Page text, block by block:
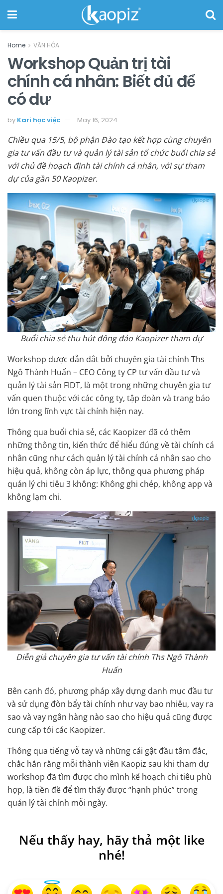
Home VĂN HÓA
Workshop Quản trị tài
chính cá nhân: Biết đủ để
có dư
by Kari học việc May 16, 2024
Chiều qua 15/5, bộ phận Đào tạo kết hợp cùng chuyên
gia tư vấn đầu tư và quản lý tài sản tổ chức buổi chia sẻ
với chủ đề hoạch định tài chính cá nhân, với sự tham
dự của gần 50 Kaopizer.
Buổi chia sẻ thu hút đông đảo Kaopizer tham dự
Workshop dược dẫn dắt bởi chuyên gia tài chính Ths
Ngô Thành Huấn – CEO Công ty CP tư vấn đầu tư và
quản lý tài sản FIDT, là một trong những chuyên gia tư
vấn quen thuộc với các công ty, tập đoàn và trang báo
lớn trong lĩnh vực tài chính hiện nay.
Thông qua buổi chia sẻ, các Kaopizer đã có thêm
những thông tin, kiến thức để hiểu đúng về tài chính cá
nhân cũng như cách quản lý tài chính cá nhân sao cho
hiệu quả, không còn áp lực, thông qua phương pháp
quản lý chi tiêu 3 không: Không ghi chép, không app và
không lạm chi.
Diễn giả chuyên gia tư vấn tài chính Ths Ngô Thành
Huấn
Bên cạnh đó, phương pháp xây dựng danh mục đầu tư
và sử dụng đòn bẩy tài chính như vay bao nhiêu, vay ra
sao và vay ngân hàng nào sao cho hiệu quả cũng được
cung cấp tới các Kaopizer.
Thông qua tiếng vỗ tay và những cái gật đầu tâm đắc,
chắc hẳn rằng mỗi thành viên Kaopiz sau khi tham dự
workshop đã tìm được cho mình kế hoạch chi tiêu phù
hợp, là tiền đề để tìm thấy được “hạnh phúc” trong
quản lý tài chính mỗi ngày.
Nếu thấy hay, hãy thả một like
nhé!